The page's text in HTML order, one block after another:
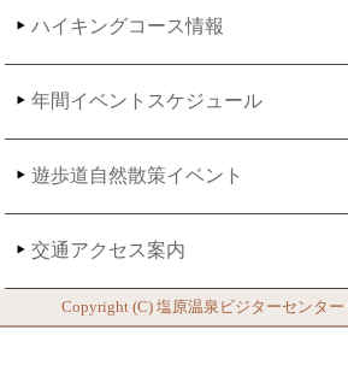
ハイキングコース情報
年間イベントスケジュール
遊歩道自然散策イベント
交通アクセス案内
Copyright (C)塩原温泉ビジターセンター